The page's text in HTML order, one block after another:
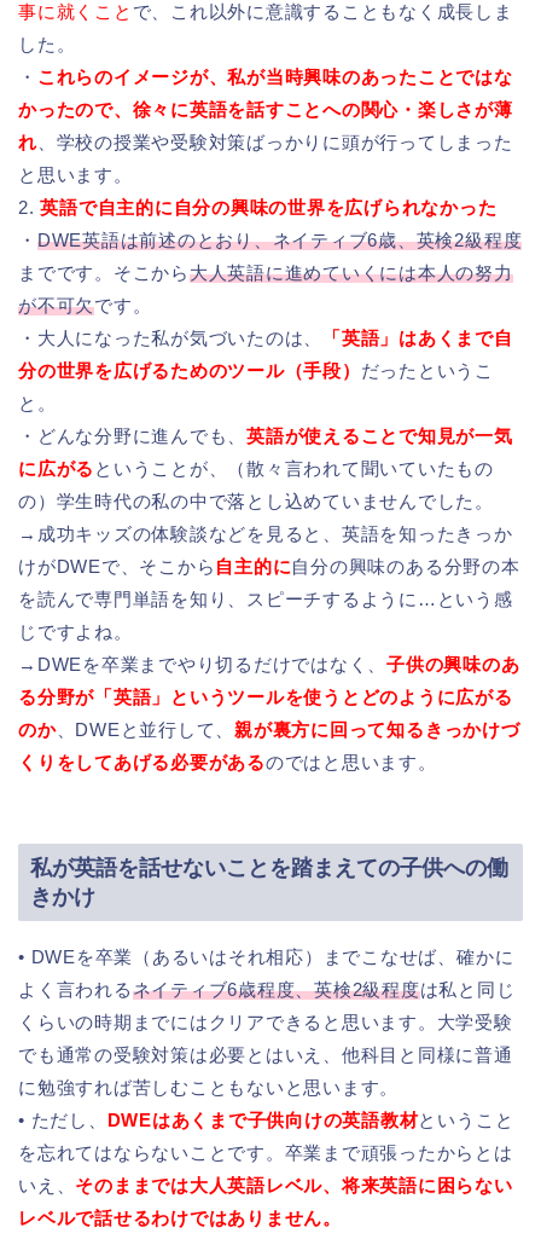
事に就くこと で、これ以外に意識することもなく成長しま
した。
・ これらのイメージが、私が当時興味のあったことではな
かったので、徐々に英語を話すことへの関心・楽しさが薄
れ、学校の授業や受験対策ばっかりに頭が行ってしまった
と思います。
2.英語で自主的に自分の興味の世界を広げられなかった
・ DWE英語は前述のとおり、ネイティブ6歳、英検2級程度
までです。そこから大人英語に進めていくには本人の努力
が不可欠です。
・大人になった私が気づいたのは、
「英語」はあくまで自
分の世界を広げるためのツール（手段） だったというこ
と。
・どんな分野に進んでも、英語が使えることで知見が一気
に広がる ということが、（散々言われて聞いていたもの
の）学生時代の私の中で落とし込めていませんでした。
→成功キッズの体験談などを見ると、英語を知ったきっか
けがDWEで、そこから 自主的に自分の興味のある分野の本
を読んで専門単語を知り、スピーチするように…という感
じですよね。
→DWEを卒業までやり切るだけではなく、子供の興味のあ
る分野が「英語」というツールを使うとどのように広がる
のか、DWEと並行して、親が裏方に回って知るきっかけづ
くりをしてあげる必要があるのではと思います。
私が英語を話せないことを踏まえての子供への働
きかけ
• DWEを卒業（あるいはそれ相応）までこなせば、確かに
よく言われるネイティブ6歳程度、英検2級程度は私と同じ
くらいの時期までにはクリアできると思います。大学受験
でも通常の受験対策は必要とはいえ、他科目と同様に普通
に勉強すれば苦しむこともないと思います。
• ただし、 DWEはあくまで子供向けの英語教材ということ
を忘れてはならないことです。卒業まで頑張ったからとは
いえ、 そのままでは大人英語レベル、将来英語に困らない
レベルで話せるわけではありません。